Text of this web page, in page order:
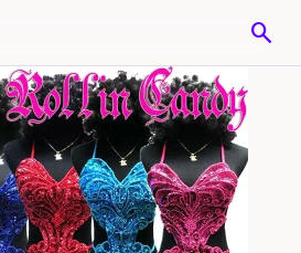
search